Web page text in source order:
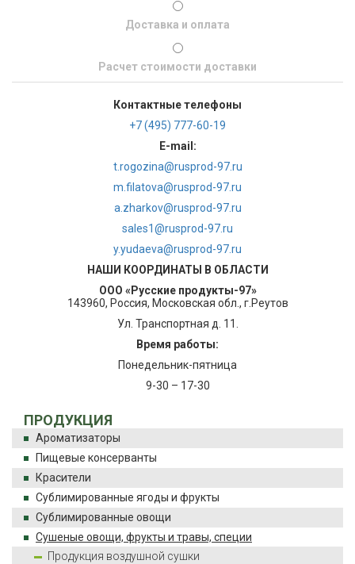
ПРОДУКЦИЯ
Ароматизаторы
Пищевые консерванты
Красители
Сублимированные ягоды и фрукты
Сублимированные овощи
Сушеные овощи, фрукты и травы, специи
Продукция воздушной сушки
Доставка и оплата
Расчет стоимости доставки
Контактные телефоны
+7 (495) 777-60-19
E-mail:
t.rogozina@rusprod-97.ru
m.filatova@rusprod-97.ru
a.zharkov@rusprod-97.ru
sales1@rusprod-97.ru
y.yudaeva@rusprod-97.ru
НАШИ КООРДИНАТЫ В ОБЛАСТИ
ООО «Русские продукты-97»
143960, Россия, Московская обл., г.Реутов
Ул. Транспортная д. 11.
Время работы:
Понедельник-пятница
9-30 – 17-30